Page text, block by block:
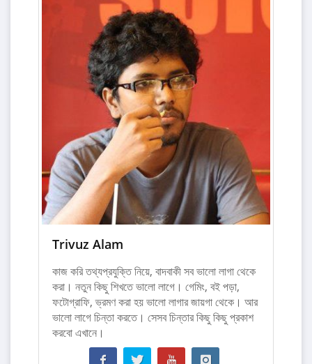
Trivuz Alam
কাজ করি তথ্যপ্রযুক্তি নিয়ে, বাদবাকী সব ভালো লাগা থেকে
করা। নতুন কিছু শিখতে ভালো লাগে। গেমিং, বই পড়া,
ফটোগ্রাফি, ভ্রমণ করা হয় ভালো লাগার জায়গা থেকে। আর
ভালো লাগে চিন্তা করতে। সেসব চিন্তার কিছু কিছু প্রকাশ
করবো এখানে।